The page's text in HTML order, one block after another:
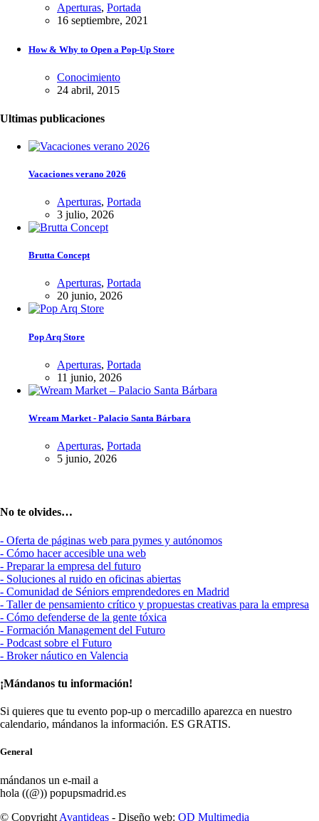
Aperturas, Portada
16 septiembre, 2021
How & Why to Open a Pop-Up Store
Conocimiento
24 abril, 2015
Ultimas publicaciones
Vacaciones verano 2026
Aperturas, Portada
3 julio, 2026
Brutta Concept
Aperturas, Portada
20 junio, 2026
Pop Arq Store
Aperturas, Portada
11 junio, 2026
Wream Market - Palacio Santa Bárbara
Aperturas, Portada
5 junio, 2026
No te olvides…
- Oferta de páginas web para pymes y autónomos
- Cómo hacer accesible una web
- Preparar la empresa del futuro
- Soluciones al ruido en oficinas abiertas
- Comunidad de Séniors emprendedores en Madrid
- Taller de pensamiento crítico y propuestas creativas para la empresa
- Cómo defenderse de la gente tóxica
- Formación Management del Futuro
- Podcast sobre el Futuro
- Broker náutico en Valencia
¡Mándanos tu información!
Si quieres que tu evento pop-up o mercadillo aparezca en nuestro
calendario, mándanos la información. ES GRATIS.
General
mándanos un e-mail a
hola ((@)) popupsmadrid.es
© Copyright Avantideas - Diseño web: OD Multimedia